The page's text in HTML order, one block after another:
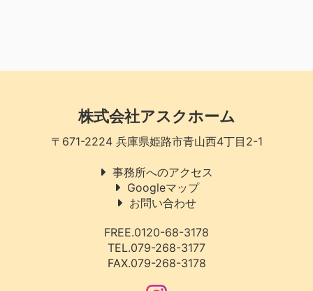
株式会社アスクホーム
〒671-2224 兵庫県姫路市青山西4丁目2-1
事務所へのアクセス
Googleマップ
お問い合わせ
FREE.0120-68-3178
TEL.079-268-3177
FAX.079-268-3178